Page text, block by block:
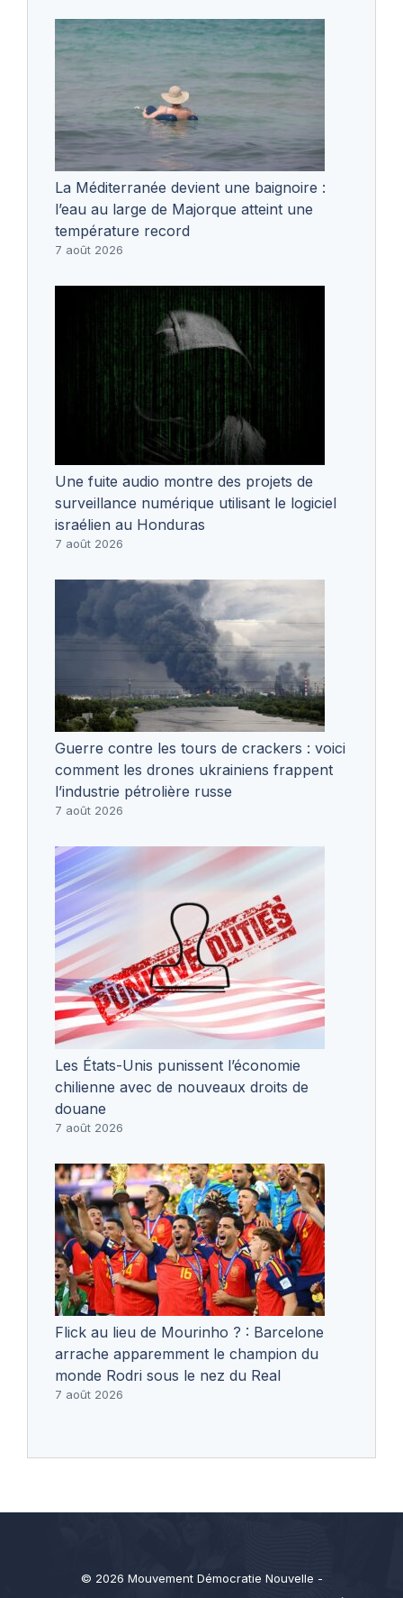
La Méditerranée devient une baignoire :
l’eau au large de Majorque atteint une
température record
7 août 2026
Une fuite audio montre des projets de
surveillance numérique utilisant le logiciel
israélien au Honduras
7 août 2026
Guerre contre les tours de crackers : voici
comment les drones ukrainiens frappent
l’industrie pétrolière russe
7 août 2026
Les États-Unis punissent l’économie
chilienne avec de nouveaux droits de
douane
7 août 2026
Flick au lieu de Mourinho ? : Barcelone
arrache apparemment le champion du
monde Rodri sous le nez du Real
7 août 2026
© 2026 Mouvement Démocratie Nouvelle -